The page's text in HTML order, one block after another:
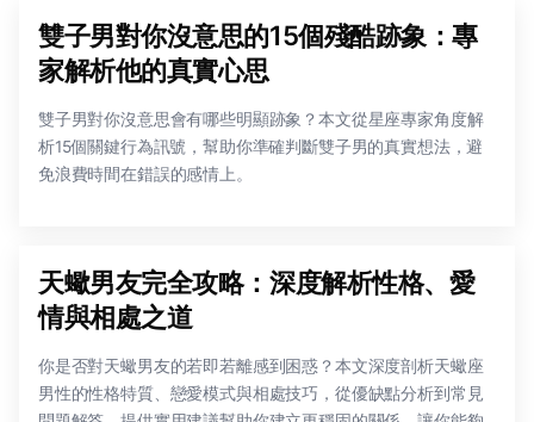
雙子男對你沒意思的15個殘酷跡象：專
家解析他的真實心思
雙子男對你沒意思會有哪些明顯跡象？本文從星座專家角度解
析15個關鍵行為訊號，幫助你準確判斷雙子男的真實想法，避
免浪費時間在錯誤的感情上。
天蠍男友完全攻略：深度解析性格、愛
情與相處之道
你是否對天蠍男友的若即若離感到困惑？本文深度剖析天蠍座
男性的性格特質、戀愛模式與相處技巧，從優缺點分析到常見